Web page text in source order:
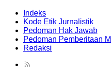
Indeks
Kode Etik Jurnalistik
Pedoman Hak Jawab
Pedoman Pemberitaan
Redaksi